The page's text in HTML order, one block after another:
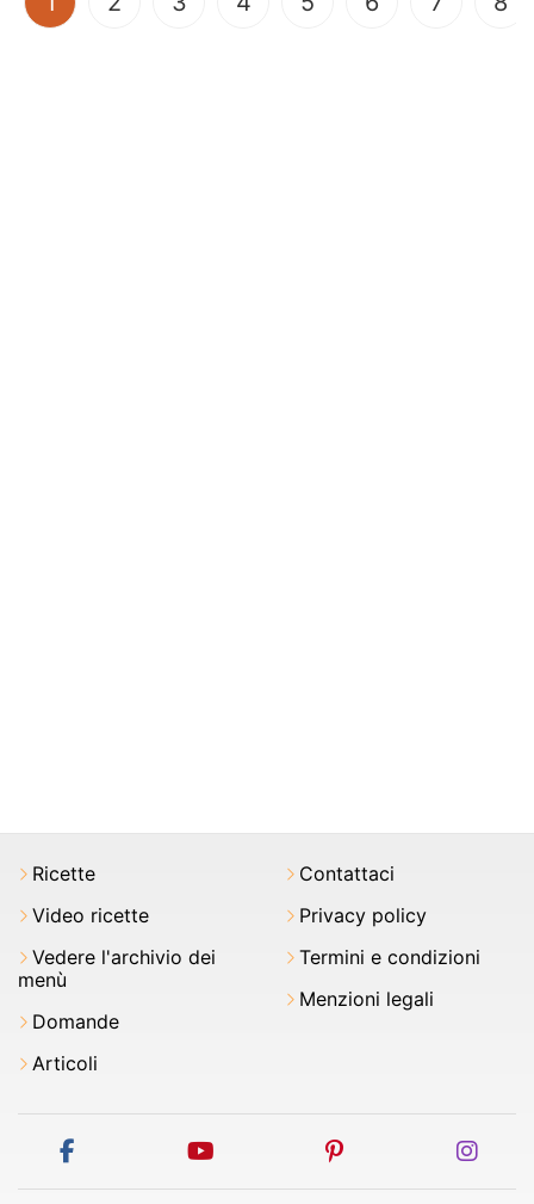
Ricette
Video ricette
Vedere l'archivio dei
menù
Domande
Articoli
Contattaci
Privacy policy
Termini e condizioni
Menzioni legali
facebook youtube pinterest